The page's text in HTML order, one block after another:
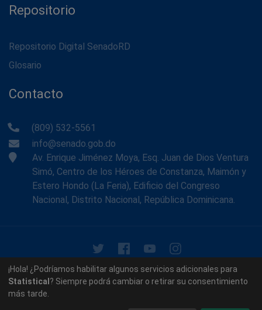
Repositorio
Repositorio Digital SenadoRD
Glosario
Contacto
(809) 532-5561
info@senado.gob.do
Av. Enrique Jiménez Moya, Esq. Juan de Dios Ventura
Simó, Centro de los Héroes de Constanza, Maimón y
Estero Hondo (La Feria), Edificio del Congreso
Nacional, Distrito Nacional, República Dominicana.
© 2026 - Memoria Histórica del Senado de la República
Dominicana. Todos los derechos reservados.
¡Hola! ¿Podríamos habilitar algunos servicios adicionales para
Statistical ? Siempre podrá cambiar o retirar su consentimiento
más tarde.